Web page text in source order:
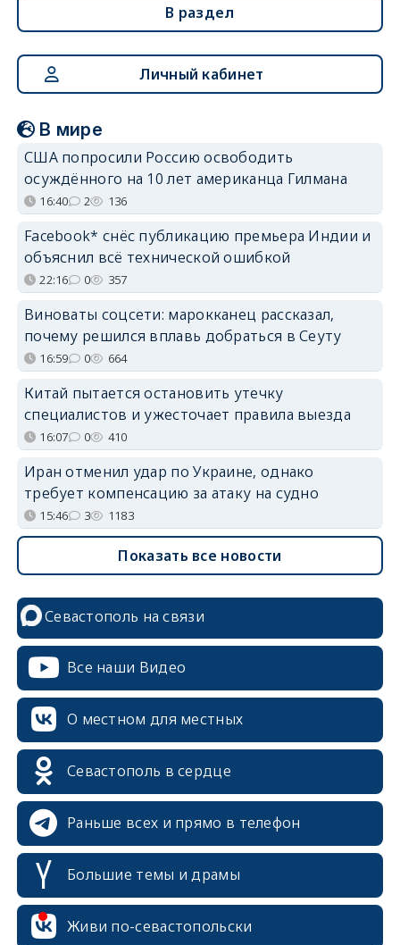
В раздел
Личный кабинет
В мире
США попросили Россию освободить
осуждённого на 10 лет американца Гилмана
16:40 2 136
Facebook* снёс публикацию премьера Индии и
объяснил всё технической ошибкой
22:16 0 357
Виноваты соцсети: марокканец рассказал,
почему решился вплавь добраться в Сеуту
16:59 0 664
Китай пытается остановить утечку
специалистов и ужесточает правила выезда
16:07 0 410
Иран отменил удар по Украине, однако
требует компенсацию за атаку на судно
15:46 3 1183
Показать все новости
Севастополь на связи
Все наши Видео
О местном для местных
Севастополь в сердце
Раньше всех и прямо в телефон
Большие темы и драмы
Живи по-севастопольски
erid: 2SDnjcrDNw6